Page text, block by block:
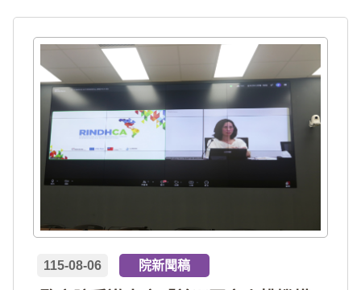
115-08-06 院新聞稿